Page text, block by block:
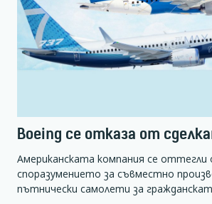
Boeing се отказа от
Американската компания се оттегли
споразумението за съвместно
пътнически самолети за